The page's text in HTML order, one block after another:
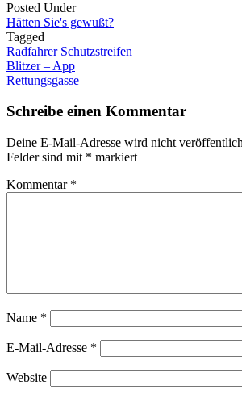
Posted Under
Hätten Sie's gewußt?
Tagged
Radfahrer Schutzstreifen
Post
navigation
Blitzer – App
Rettungsgasse
Schreibe einen Kommentar
Deine E-Mail-Adresse wird nicht
Felder sind mit * markiert
Kommentar *
Name *
E-Mail-Adresse *
Website